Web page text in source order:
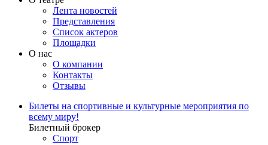
Лента новостей
Представления
Список актеров
Площадки
О нас
О компании
Контакты
Отзывы
Билеты на спортивные и культурные мероприятия по
всему миру!
Билетный брокер
Спорт